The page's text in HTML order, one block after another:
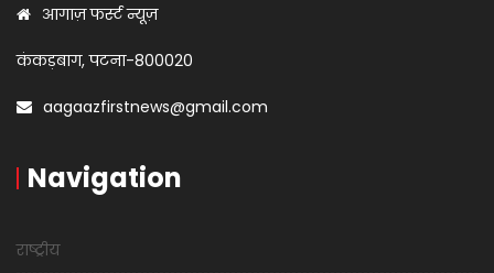
आगाज़ फर्स्ट न्यूज़
कंकड़बाग, पटना-800020
aagaazfirstnews@gmail.com
Navigation
राष्ट्रीय